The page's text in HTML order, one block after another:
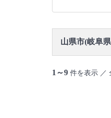
山県市(岐阜
1～9 件を表示 ／